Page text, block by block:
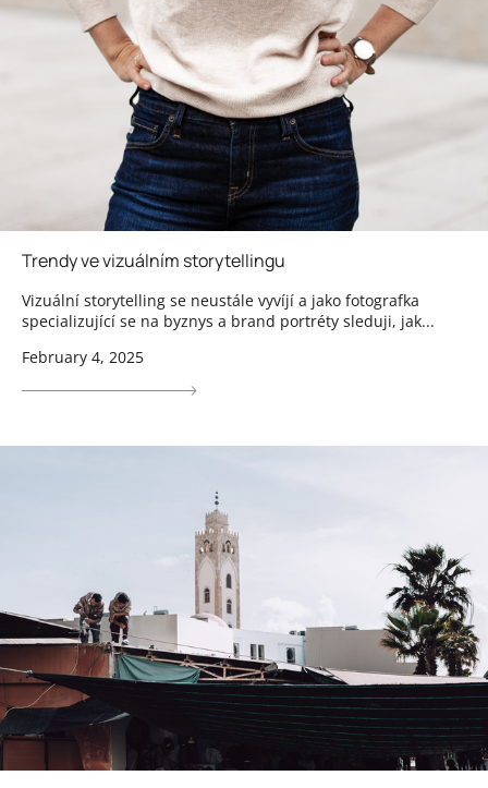
Trendy ve vizuálním storytellingu
Vizuální storytelling se neustále vyvíjí a jako fotografka
specializující se na byznys a brand portréty sleduji, jak...
February 4, 2025